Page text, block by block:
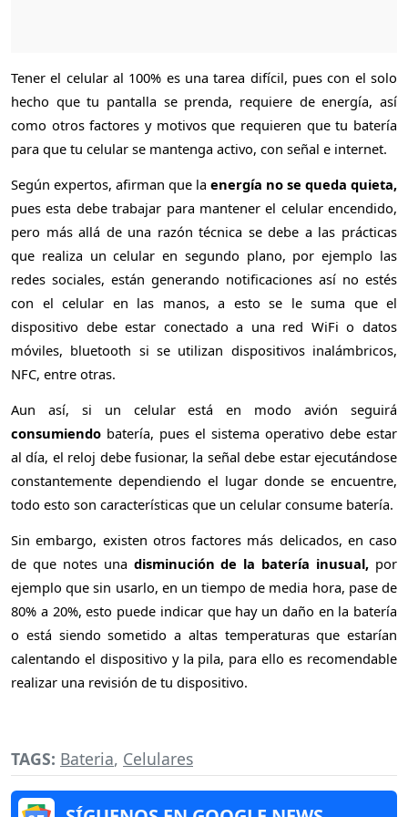
Tener el celular al 100% es una tarea difícil, pues con el solo
hecho que tu pantalla se prenda, requiere de energía, así
como otros factores y motivos que requieren que tu batería
para que tu celular se mantenga activo, con señal e internet.
Según expertos, afirman que la energía no se queda quieta,
pues esta debe trabajar para mantener el celular encendido,
pero más allá de una razón técnica se debe a las prácticas
que realiza un celular en segundo plano, por ejemplo las
redes sociales, están generando notificaciones así no estés
con el celular en las manos, a esto se le suma que el
dispositivo debe estar conectado a una red WiFi o datos
móviles, bluetooth si se utilizan dispositivos inalámbricos,
NFC, entre otras.
Aun así, si un celular está en modo avión seguirá
consumiendo batería, pues el sistema operativo debe estar
al día, el reloj debe fusionar, la señal debe estar ejecutándose
constantemente dependiendo el lugar donde se encuentre,
todo esto son características que un celular consume batería.
Sin embargo, existen otros factores más delicados, en caso
de que notes una disminución de la batería inusual, por
ejemplo que sin usarlo, en un tiempo de media hora, pase de
80% a 20%, esto puede indicar que hay un daño en la batería
o está siendo sometido a altas temperaturas que estarían
calentando el dispositivo y la pila, para ello es recomendable
realizar una revisión de tu dispositivo.
TAGS: Bateria, Celulares